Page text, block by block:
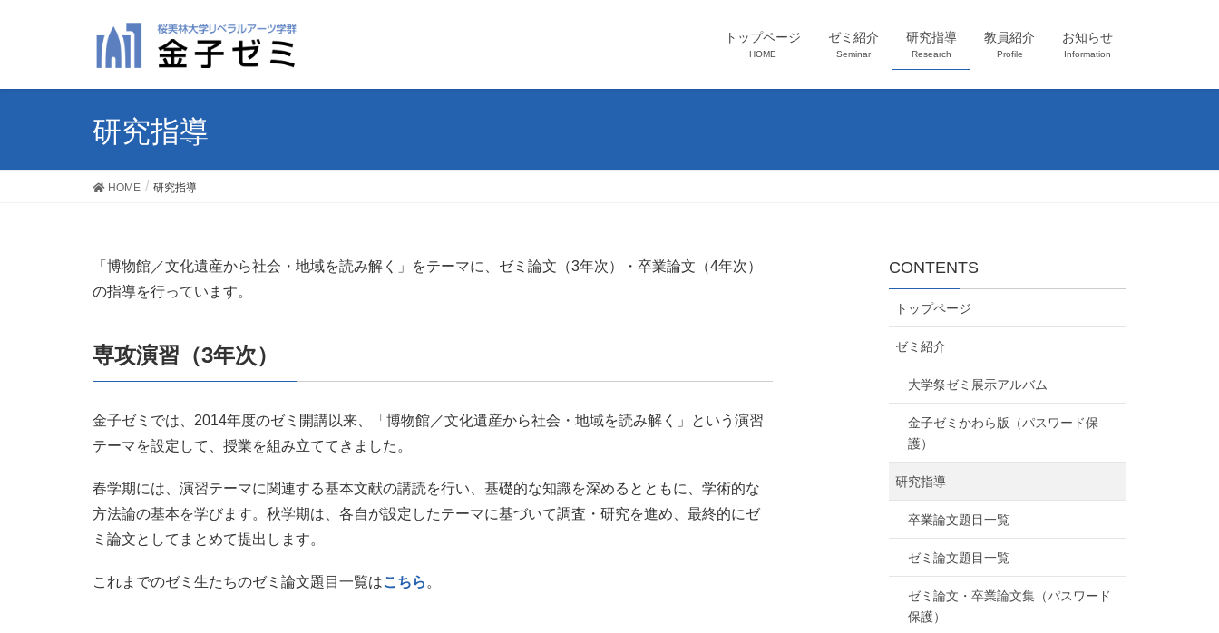
トップページ
HOME
ゼミ紹介
Seminar
研究指導
Research
教員紹介
Profile
お知らせ
Information
研究指導
HOME 研究指導
「博物館／文化遺産から社会・地域を読み解く」をテーマに、ゼミ論文（3年次）・卒業論文（4年次）
の指導を行っています。
専攻演習（3年次）
金子ゼミでは、2014年度のゼミ開講以来、「博物館／文化遺産から社会・地域を読み解く」という演習
テーマを設定して、授業を組み立ててきました。
春学期には、演習テーマに関連する基本文献の講読を行い、基礎的な知識を深めるとともに、学術的な
方法論の基本を学びます。秋学期は、各自が設定したテーマに基づいて調査・研究を進め、最終的にゼ
ミ論文としてまとめて提出します。
これまでのゼミ生たちのゼミ論文題目一覧はこちら 。
CONTENTS
トップページ
ゼミ紹介
大学祭ゼミ展示アルバム
金子ゼミかわら版（パスワード保
護）
研究指導
卒業論文題目一覧
ゼミ論文題目一覧
ゼミ論文・卒業論文集（パスワード
保護）